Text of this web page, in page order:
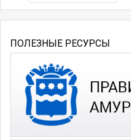
ПОЛЕЗНЫЕ РЕСУРСЫ